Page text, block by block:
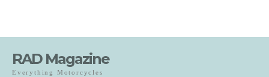
RAD Magazine
Everything Motorcycles